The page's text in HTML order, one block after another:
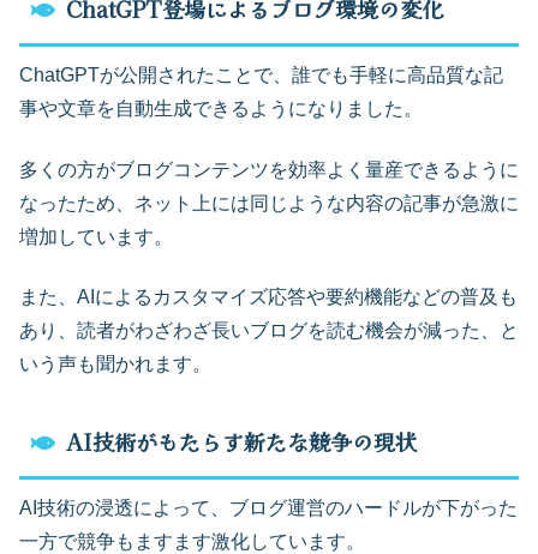
ChatGPT登場によるブログ環境の変化
ChatGPTが公開されたことで、誰でも手軽に高品質な記
事や文章を自動生成できるようになりました。
多くの方がブログコンテンツを効率よく量産できるように
なったため、ネット上には同じような内容の記事が急激に
増加しています。
また、AIによるカスタマイズ応答や要約機能などの普及も
あり、読者がわざわざ長いブログを読む機会が減った、と
いう声も聞かれます。
AI技術がもたらす新たな競争の現状
AI技術の浸透によって、ブログ運営のハードルが下がった
一方で競争もますます激化しています。